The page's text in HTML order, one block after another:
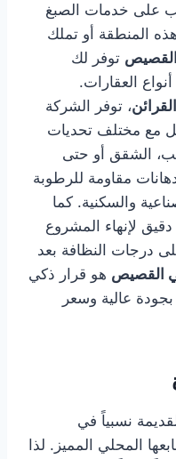
على خدمات الصبغ
المنطقة أو تملك
توفر لك
العقارات.
، توفر الشركة
مع مختلف تحديات
الشقق أو حتى
مقاومة للرطوبة
والسكنية. كما
لإنهاء المشروع
درجات النظافة بعد
القصيص هو قرار ذكي
عالية وسعر
نسبياً في
المحلي المميز. لذا